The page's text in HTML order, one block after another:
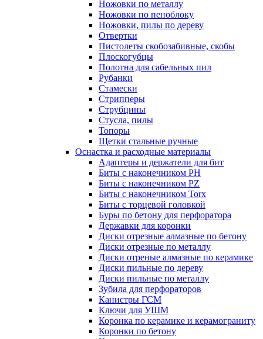
Ножовки по металлу
Ножовки по пеноблоку
Ножовки, пилы по дереву
Отвертки
Пистолеты скобозабивные, скобы
Плоскогубцы
Полотна для сабельных пил
Рубанки
Стамески
Стрипперы
Струбцины
Стусла, пилы
Топоры
Щетки стальные ручные
Оснастка и расходные материалы
Адаптеры и держатели для бит
Биты с наконечником PH
Биты с наконечником PZ
Биты с наконечником Torx
Биты с торцевой головкой
Буры по бетону для перфоратора
Державки для коронки
Диски отрезные алмазные по бетону
Диски отрезные по металлу
Диски отреные алмазные по керамике
Диски пильные по дереву
Диски пильные по металлу
Зубила для перфораторов
Канистры ГСМ
Ключи для УШМ
Коронка по керамике и керамограниту
Коронки по бетону